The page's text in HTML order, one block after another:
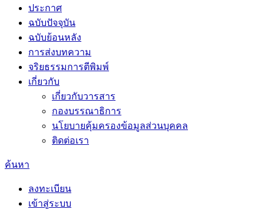
ประกาศ
ฉบับปัจจุบัน
ฉบับย้อนหลัง
การส่งบทความ
จริยธรรมการตีพิมพ์
เกี่ยวกับ
เกี่ยวกับวารสาร
กองบรรณาธิการ
นโยบายคุ้มครองข้อมูลส่วนบุคคล
ติดต่อเรา
ค้นหา
ลงทะเบียน
เข้าสู่ระบบ